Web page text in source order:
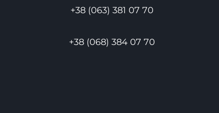
+38 (063) 381 07 70
+38 (068) 384 07 70